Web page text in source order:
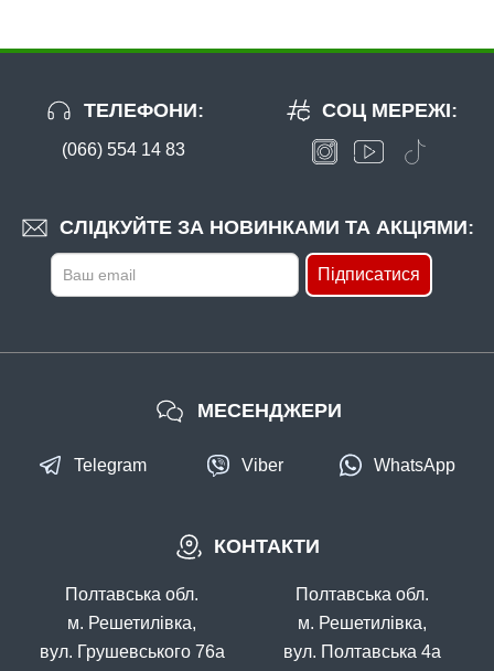
В наявності
Спінінг Kalipso 2706 30-60гр
562 грн
Вудка самопідсікаюча 2,1м
ТЕЛЕФОНИ:
(066) 554 14 83
СЛІДКУЙТЕ ЗА НОВИНКАМИ ТА АКЦІЯМИ:
Підписатися
СОЦ МЕРЕЖІ:
КОНТАКТИ
Полтавська обл.
м. Решетилівка,
вул. Грушевського 76а
Полтавська обл.
м. Решетилівка,
вул. Полтавська 4а
МЕСЕНДЖЕРИ
Telegram Viber WhatsApp